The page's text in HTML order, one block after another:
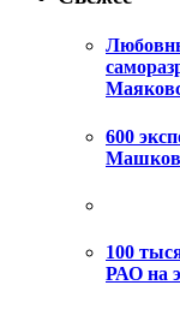
600
Машков
100
РАО на